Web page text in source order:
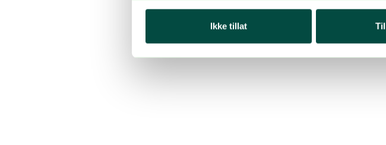
Ikke tillat